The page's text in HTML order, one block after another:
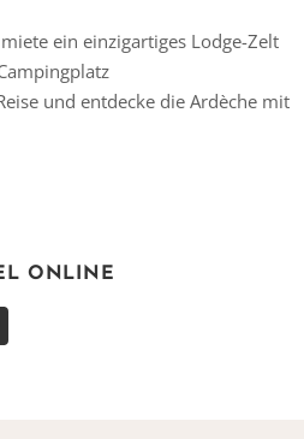
ein einzigartiges Lodge-Zelt
und entdecke die Ardèche mit
ONLINE